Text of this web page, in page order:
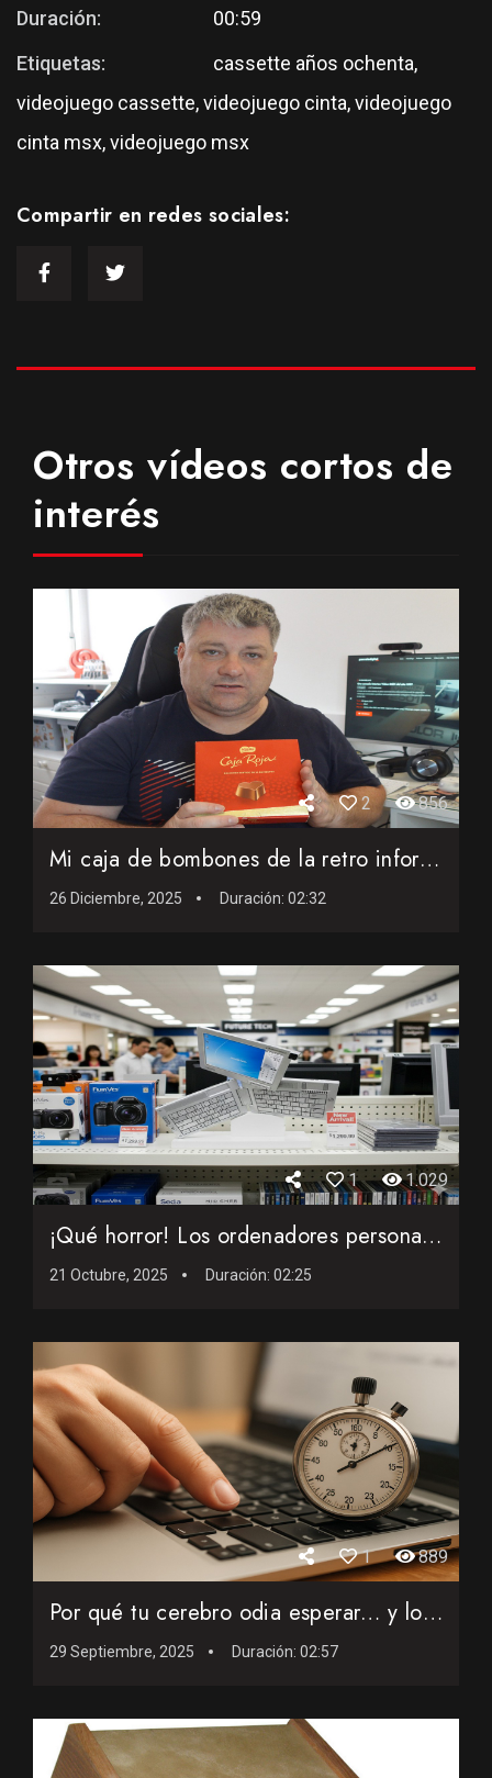
Duración:
00:59
Etiquetas:
cassette años ochenta,
videojuego cassette, videojuego cinta, videojuego
cinta msx, videojuego msx
Compartir en redes sociales:
Otros vídeos cortos de
interés
2 856
Mi caja de bombones de la retro informática
26 Diciembre, 2025 Duración: 02:32
1 1.029
¡Qué horror! Los ordenadores personales más feos jamás c...
21 Octubre, 2025 Duración: 02:25
1 889
Por qué tu cerebro odia esperar… y los ordenadores lo sab...
29 Septiembre, 2025 Duración: 02:57